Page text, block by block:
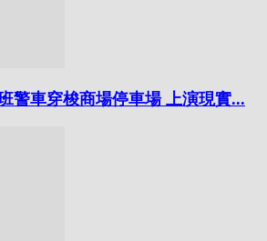
警車穿梭商場停車場 上演現實...